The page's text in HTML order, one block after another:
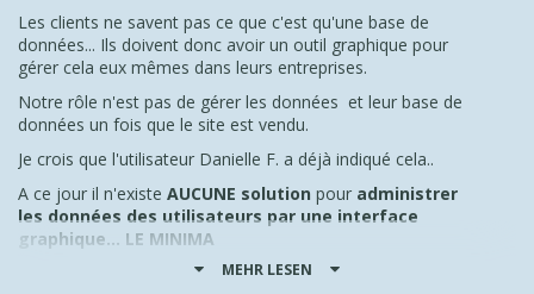
Les clients ne savent pas ce que c'est qu'une base de
données... Ils doivent donc avoir un outil graphique pour
gérer cela eux mêmes dans leurs entreprises.
Notre rôle n'est pas de gérer les données et leur base de
données un fois que le site est vendu.
Je crois que l'utilisateur Danielle F. a déjà indiqué cela..
A ce jour il n'existe AUCUNE solution pour administrer
les données des utilisateurs par une interface
graphique... LE MINIMA
je reprends donc ce que Danielle ci dessus à indiqué.
MEHR LESEN